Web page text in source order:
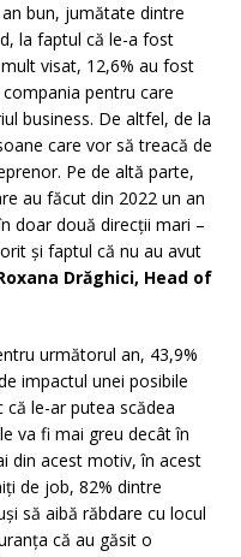
bun, jumătate dintre
la faptul că le-a fost
visat, 12,6% au fost
pentru care
business. De altfel, de la
care vor să treacă de
Pe de altă parte,
au făcut din 2022 un an
doar două direcții mari –
și faptul că nu au avut
Drăghici, Head of
următorul an, 43,9%
impactul unei posibile
că le-ar putea scădea
va fi mai greu decât în
din acest motiv, în acest
de job, 82% dintre
să aibă răbdare cu locul
că au găsit o